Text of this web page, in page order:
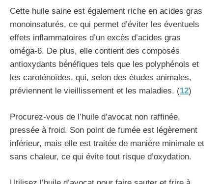
Cette huile saine est également riche en acides gras
monoinsaturés, ce qui permet d’éviter les éventuels
effets inflammatoires d’un excès d’acides gras
oméga-6. De plus, elle contient des composés
antioxydants bénéfiques tels que les polyphénols et
les caroténoïdes, qui, selon des études animales,
préviennent le vieillissement et les maladies. (12)
Procurez-vous de l’huile d’avocat non raffinée,
pressée à froid. Son point de fumée est légèrement
inférieur, mais elle est traitée de manière minimale et
sans chaleur, ce qui évite tout risque d’oxydation.